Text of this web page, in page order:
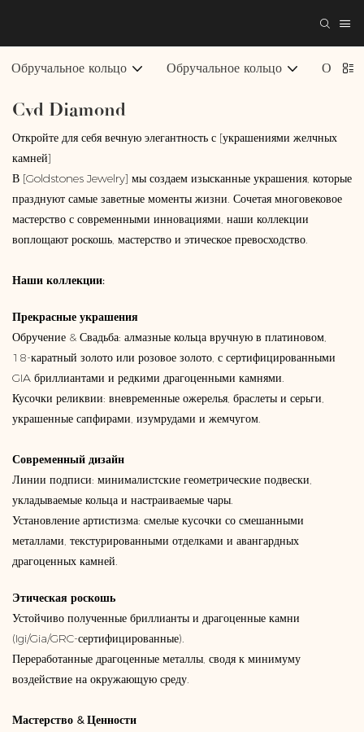
Обручальное кольцо Обручальное кольцо
Cvd Diamond
Откройте для себя вечную элегантность с [украшениями желчных
камней]
В [Goldstones Jewelry] мы создаем изысканные украшения, которые
празднуют самые заветные моменты жизни. Сочетая многовековое
мастерство с современными инновациями, наши коллекции
воплощают роскошь, мастерство и этическое превосходство.
Наши коллекции:
Прекрасные украшения
Обручение & Свадьба: алмазные кольца вручную в платиновом,
18-каратный золото или розовое золото, с сертифицированными
GIA бриллиантами и редкими драгоценными камнями.
Кусочки реликвии: вневременные ожерелья, браслеты и серьги,
украшенные сапфирами, изумрудами и жемчугом.
Современный дизайн
Линии подписи: минималистские геометрические подвески,
укладываемые кольца и настраиваемые чары.
Установление артистизма: смелые кусочки со смешанными
металлами, текстурированными отделками и авангардных
драгоценных камней.
Этическая роскошь
Устойчиво полученные бриллианты и драгоценные камни
(Igi/Gia/GRC-сертифицированные).
Переработанные драгоценные металлы, сводя к минимуму
воздействие на окружающую среду.
Мастерство & Ценности